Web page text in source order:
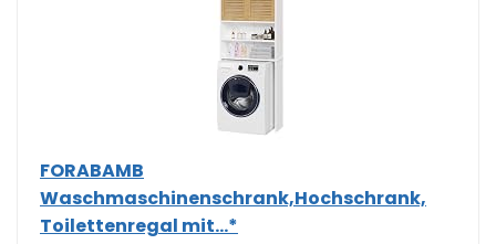
FORABAMB
Waschmaschinenschrank,Hochschrank,
Toilettenregal mit...*